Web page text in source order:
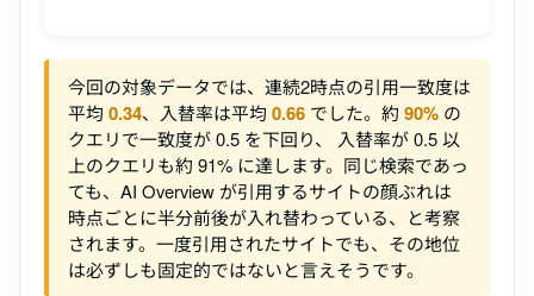
今回の対象データでは、連続2時点の引用一致度は
平均 0.34、入替率は平均 0.66 でした。約 90% の
クエリで一致度が 0.5 を下回り、 入替率が 0.5 以
上のクエリも約 91% に達します。同じ検索であっ
ても、AI Overview が引用するサイトの顔ぶれは
時点ごとに半分前後が入れ替わっている、と考察
されます。一度引用されたサイトでも、その地位
は必ずしも固定的ではないと言えそうです。